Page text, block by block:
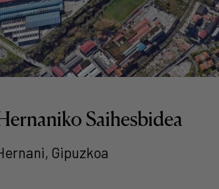
Saihesbidea
Gipuzkoa